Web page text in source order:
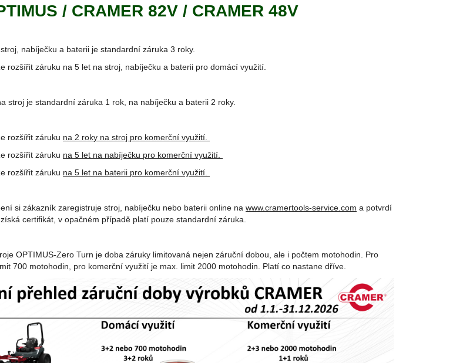
/ CRAMER 82V / CRAMER 48V
nabíječku a baterii je standardní záruka 3 roky.
rozšířit záruku na 5 let na stroj, nabíječku a baterii pro domácí využití.
stroj je standardní záruka 1 rok, na nabíječku a baterii 2 roky.
rozšířit záruku na 2 roky na stroj pro komerční využití.
rozšířit záruku na 5 let na nabíječku pro komerční využití.
rozšířit záruku na 5 let na baterii pro komerční využití.
si zákazník zaregistruje stroj, nabíječku nebo baterii online na www.cramertools-service.com a potvrdí
certifikát, v opačném případě platí pouze standardní záruka.
OPTIMUS-Zero Turn je doba záruky limitovaná nejen záruční dobou, ale i počtem motohodin. Pro
700 motohodin, pro komerční využití je max. limit 2000 motohodin. Platí co nastane dříve.